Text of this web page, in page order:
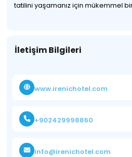
tatilini yaşamanız için mükemmel
İletişim Bilgileri
www.irenichotel.com
+902429998860
info@irenichotel.com